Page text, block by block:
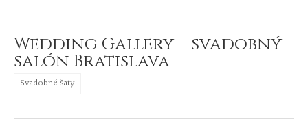
Wedding Gallery – svadobný
salón Bratislava
Svadobné šaty